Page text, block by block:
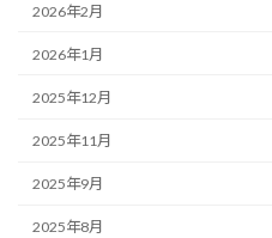
2026年2月
2026年1月
2025年12月
2025年11月
2025年9月
2025年8月